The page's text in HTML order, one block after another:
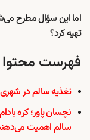
اما این سؤال مطرح
تهیه کرد؟
فهرست محتوا
تغذیه سالم در
نچسان پاور؛ کره
سالم اهمیت